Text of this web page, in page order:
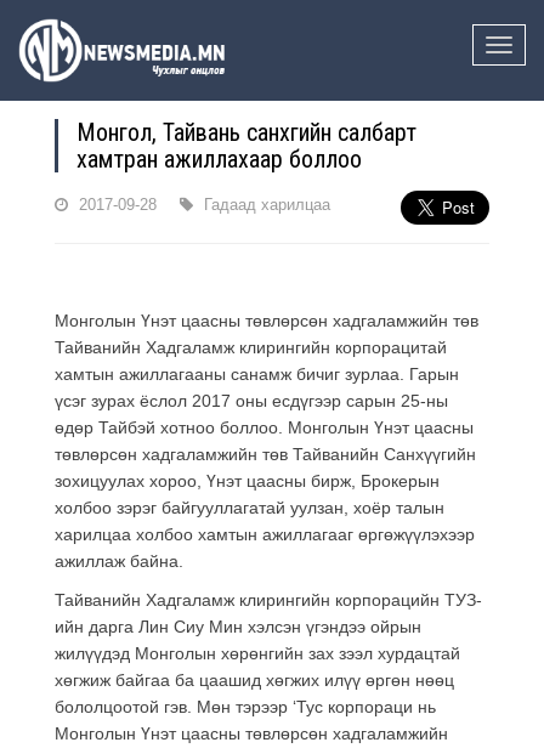
Toggle
Монгол, Тайвань санхүүгийн салбарт
хамтран ажиллахаар боллоо
2017-09-28 Гадаад харилцаа
Монголын Үнэт цаасны төвлөрсөн хадгаламжийн төв
Тайванийн Хадгаламж клирингийн корпорацитай
хамтын ажиллагааны санамж бичиг зурлаа. Гарын
үсэг зурах ёслол 2017 оны есдүгээр сарын 25-ны
өдөр Тайбэй хотноо боллоо. Монголын Үнэт цаасны
төвлөрсөн хадгаламжийн төв Тайванийн Санхүүгийн
зохицуулах хороо, Үнэт цаасны бирж, Брокерын
холбоо зэрэг байгууллагатай уулзан, хоёр талын
харилцаа холбоо хамтын ажиллагааг өргөжүүлэхээр
ажиллаж байна.
Тайванийн Хадгаламж клирингийн корпорацийн ТУЗ-
ийн дарга Лин Сиу Мин хэлсэн үгэндээ ойрын
жилүүдэд Монголын хөрөнгийн зах зээл хурдацтай
хөгжиж байгаа ба цаашид хөгжих илүү өргөн нөөц
бололцоотой гэв. Мөн тэрээр ‘Тус корпораци нь
Монголын Үнэт цаасны төвлөрсөн хадгаламжийн